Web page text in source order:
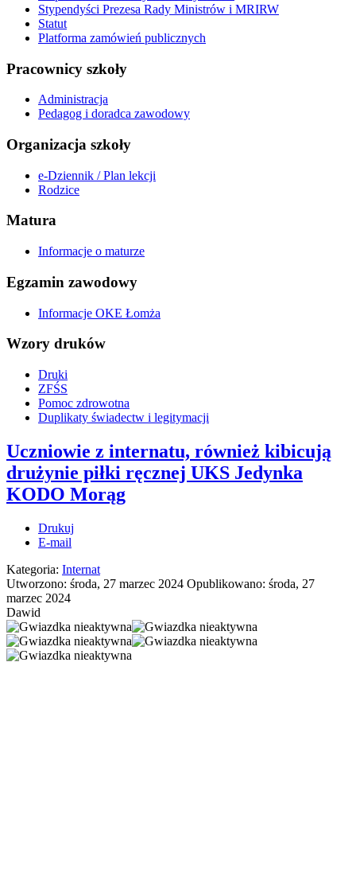
Stypendyści Prezesa Rady Ministrów i MRIRW
Statut
Platforma zamówień publicznych
Pracownicy szkoły
Administracja
Pedagog i doradca zawodowy
Organizacja szkoły
e-Dziennik / Plan lekcji
Rodzice
Matura
Informacje o maturze
Egzamin zawodowy
Informacje OKE Łomża
Wzory druków
Druki
ZFŚS
Pomoc zdrowotna
Duplikaty świadectw i legitymacji
Uczniowie z internatu, również kibicują
drużynie piłki ręcznej UKS Jedynka
KODO Morąg
Drukuj
E-mail
Kategoria: Internat
Utworzono: środa, 27 marzec 2024 Opublikowano: środa, 27
marzec 2024
Dawid